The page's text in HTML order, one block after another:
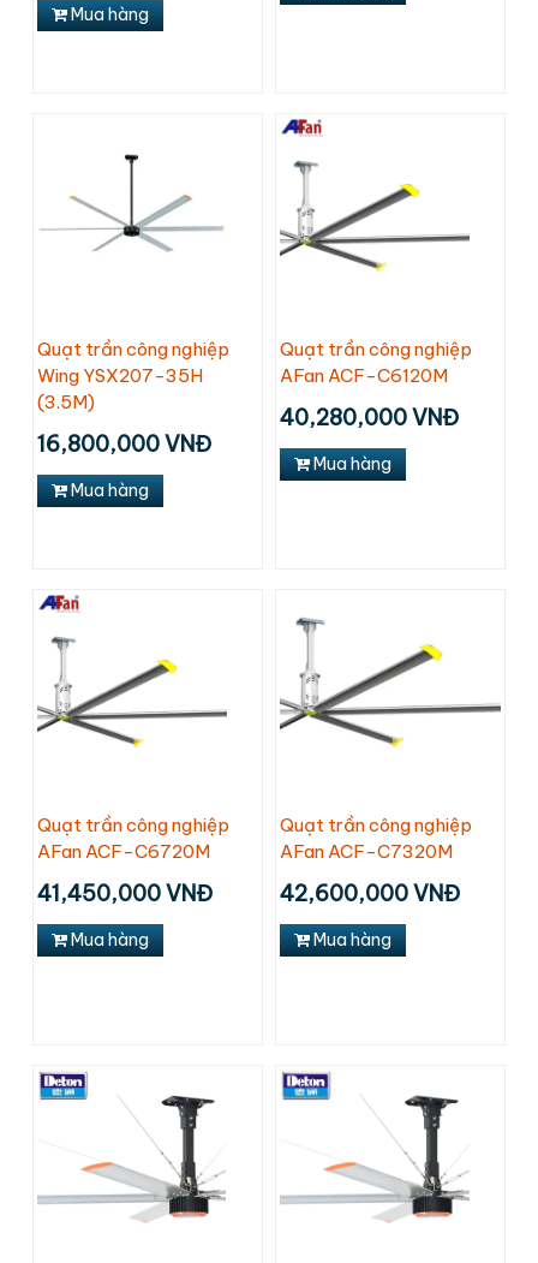
Mua hàng
Quạt trần công nghiệp
Wing YSX207-35H
(3.5M)
16,800,000 VNĐ
Mua hàng
Quạt trần công nghiệp
AFan ACF-C6120M
40,280,000 VNĐ
Mua hàng
Quạt trần công nghiệp
AFan ACF-C6720M
41,450,000 VNĐ
Mua hàng
Quạt trần công nghiệp
AFan ACF-C7320M
42,600,000 VNĐ
Mua hàng